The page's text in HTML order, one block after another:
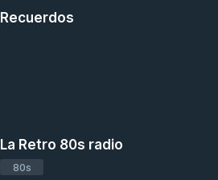
Recuerdos
La Retro 80s radio
80s